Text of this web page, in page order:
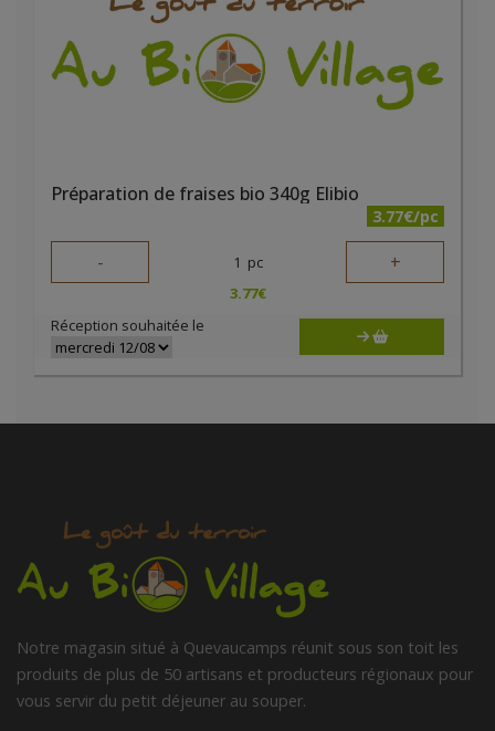
Préparation de fraises bio 340g Elibio
3.77€/pc
- 1 pc +
3.77€
Réception souhaitée le
Notre magasin situé à Quevaucamps réunit sous son toit les
produits de plus de 50 artisans et producteurs régionaux pour
vous servir du petit déjeuner au souper.